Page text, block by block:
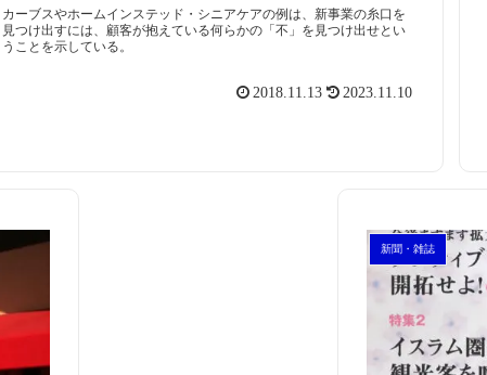
カーブスやホームインステッド・シニアケアの例は、新事業の糸口を
見つけ出すには、顧客が抱えている何らかの「不」を見つけ出せとい
うことを示している。
2018.11.13 2023.11.10
新聞・雑誌